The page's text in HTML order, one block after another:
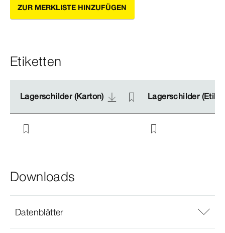
ZUR MERKLISTE HINZUFÜGEN
Etiketten
Lagerschilder (Karton) Lagerschilder
Lagerschilder (Karton) Lagerschilder
Downloads
Datenblätter